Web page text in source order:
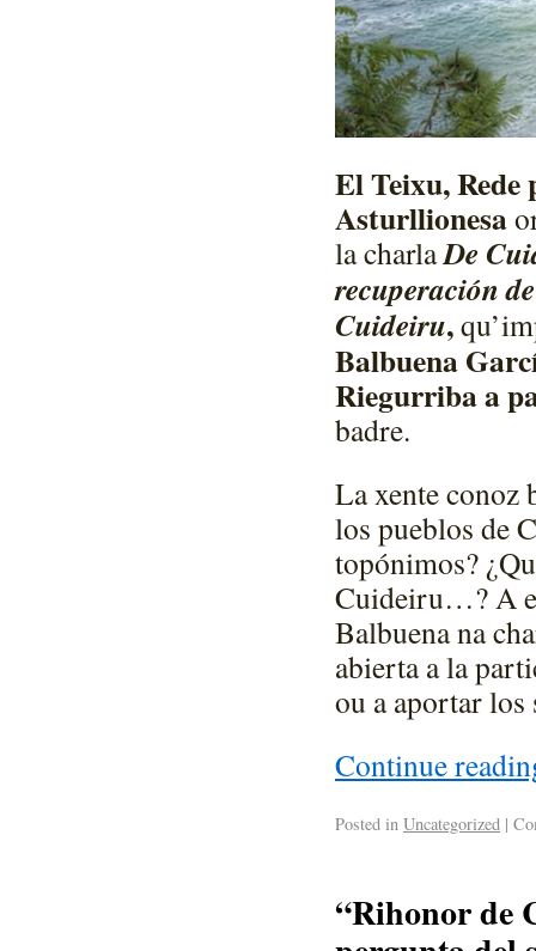
El Teixu,
Asturllionesa
la charlaDe
recuperación
Cuideiru,
Balbuena
Riegurriba a
badre.
La xente conoz
los pueblos de
topónimos?
Cuideiru…? A
Balbuena na
abierta a la
ou a aportar los
Continue
Posted in Uncategorized |
“Rihonor de